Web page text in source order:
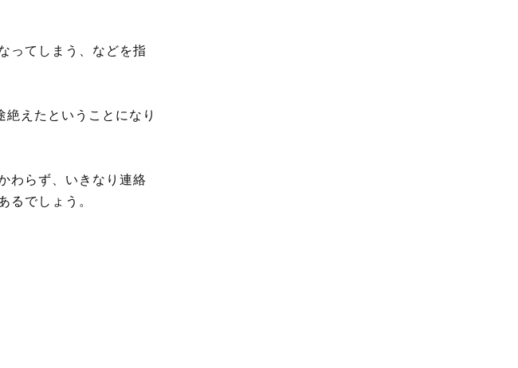
ってしまう、などを指
えたということになり
わらず、いきなり連絡
るでしょう。